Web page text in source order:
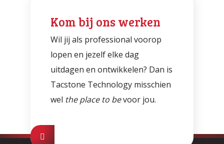
Kom bij ons werken
Wil jij als professional voorop
lopen en jezelf elke dag
uitdagen en ontwikkelen? Dan is
Tacstone Technology misschien
wel the place to bevoor jou.